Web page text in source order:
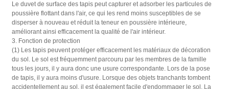
Le duvet de surface des tapis peut capturer et adsorber les particules de
poussière flottant dans l'air, ce qui les rend moins susceptibles de se
disperser à nouveau et réduit la teneur en poussière intérieure,
améliorant ainsi efficacement la qualité de l'air intérieur.
3. Fonction de protection
(1) Les tapis peuvent protéger efficacement les matériaux de décoration
du sol. Le sol est fréquemment parcouru par les membres de la famille
tous les jours, il y aura donc une usure correspondante. Lors de la pose
de tapis, il y aura moins d'usure. Lorsque des objets tranchants tombent
accidentellement au sol, il est également facile d'endommager le sol. La